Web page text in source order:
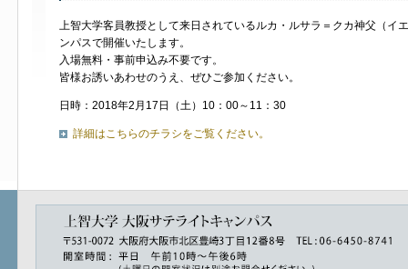
上智大学客員教授として来日されているルカ・ルサラ＝クカ神父（イ
ンパスで開催いたします。
入場無料・事前申込み不要です。
皆様お誘いあわせのうえ、ぜひご参加ください。
日時：2018年2月17日（土）10：00～11：30
詳細はこちらのチラシをご覧ください。